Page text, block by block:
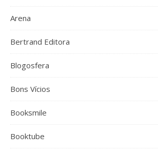
Arena
Bertrand Editora
Blogosfera
Bons Vícios
Booksmile
Booktube